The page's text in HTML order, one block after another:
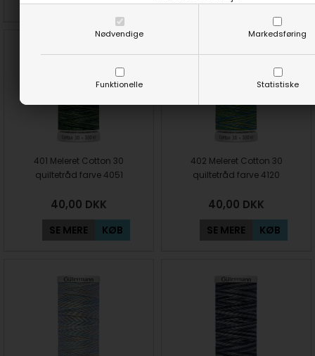
Nødvendige Markedsføring
Funktionelle Statistiske
401 Meleret Cotton 30
quiltetråd farve 4051
40,00 DKK
SE MERE KØB
402 Meleret Cotton 30
quiltetråd farve 4120
40,00 DKK
SE MERE KØB